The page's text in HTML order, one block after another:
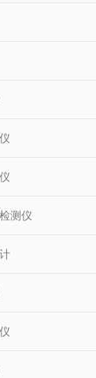
测仪